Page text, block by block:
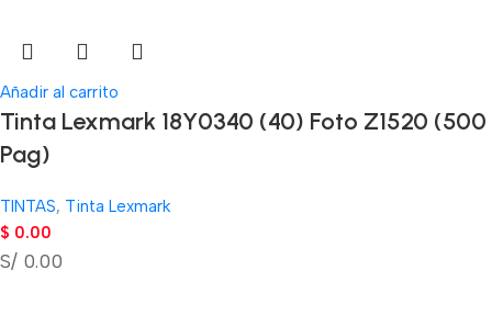
Añadir al carrito
Tinta Lexmark 18Y0340 (40) Foto Z1520 (500
Pag)
TINTAS, Tinta Lexmark
$ 0.00
S/ 0.00